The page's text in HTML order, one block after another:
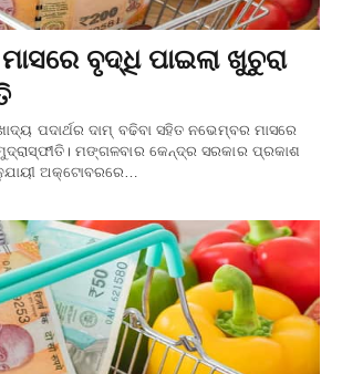
ବୃଦ୍ଧି ପାଇଲା ଖୁଚୁରା
ପଦାର୍ଥର ଦାମ୍ ବଢିବା ସହିତ ନଭେମ୍ବର ମାସରେ
ମଙ୍ଗଳବାର କେନ୍ଦ୍ର ସରକାର ପ୍ରକାଶ
ଅକ୍ଟୋବରରେ…